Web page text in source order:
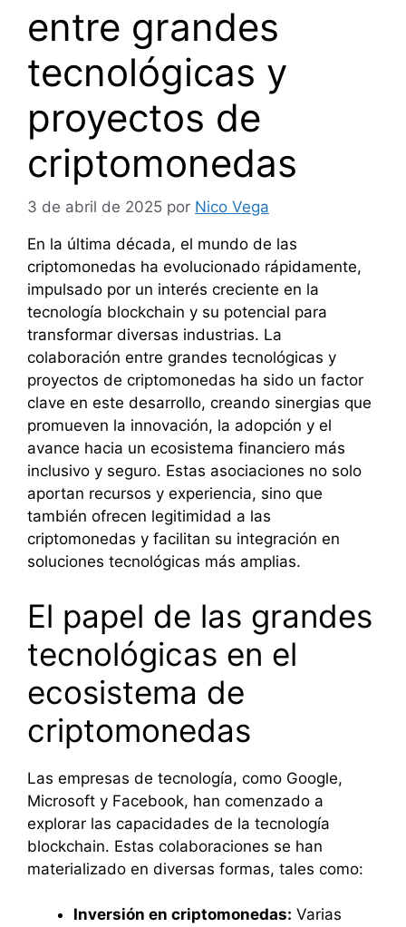
entre grandes
tecnológicas y
proyectos de
criptomonedas
3 de abril de 2025 por Nico Vega
En la última década, el mundo de las
criptomonedas ha evolucionado rápidamente,
impulsado por un interés creciente en la
tecnología blockchain y su potencial para
transformar diversas industrias. La
colaboración entre grandes tecnológicas y
proyectos de criptomonedas ha sido un factor
clave en este desarrollo, creando sinergias que
promueven la innovación, la adopción y el
avance hacia un ecosistema financiero más
inclusivo y seguro. Estas asociaciones no solo
aportan recursos y experiencia, sino que
también ofrecen legitimidad a las
criptomonedas y facilitan su integración en
soluciones tecnológicas más amplias.
El papel de las grandes
tecnológicas en el
ecosistema de
criptomonedas
Las empresas de tecnología, como Google,
Microsoft y Facebook, han comenzado a
explorar las capacidades de la tecnología
blockchain. Estas colaboraciones se han
materializado en diversas formas, tales como:
Inversión en criptomonedas: Varias